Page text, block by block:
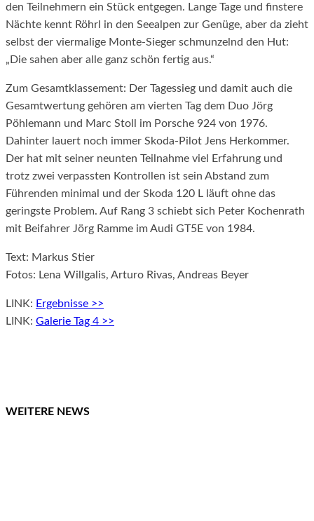
den Teilnehmern ein Stück entgegen. Lange Tage und finstere
Nächte kennt Röhrl in den Seealpen zur Genüge, aber da zieht
selbst der viermalige Monte-Sieger schmunzelnd den Hut:
„Die sahen aber alle ganz schön fertig aus.“
Zum Gesamtklassement: Der Tagessieg und damit auch die
Gesamtwertung gehören am vierten Tag dem Duo Jörg
Pöhlemann und Marc Stoll im Porsche 924 von 1976.
Dahinter lauert noch immer Skoda-Pilot Jens Herkommer.
Der hat mit seiner neunten Teilnahme viel Erfahrung und
trotz zwei verpassten Kontrollen ist sein Abstand zum
Führenden minimal und der Skoda 120 L läuft ohne das
geringste Problem. Auf Rang 3 schiebt sich Peter Kochenrath
mit Beifahrer Jörg Ramme im Audi GT5E von 1984.
Text: Markus Stier
Fotos: Lena Willgalis, Arturo Rivas, Andreas Beyer
LINK: Ergebnisse >>
LINK: Galerie Tag 4 >>
WEITERE NEWS